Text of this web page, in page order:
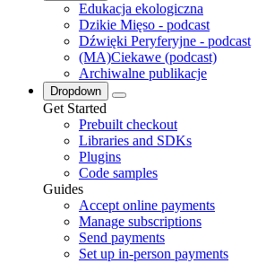
Edukacja ekologiczna
Dzikie Mięso - podcast
Dźwięki Peryferyjne - podcast
(MA)Ciekawe (podcast)
Archiwalne publikacje
Dropdown
Get Started
Prebuilt checkout
Libraries and SDKs
Plugins
Code samples
Guides
Accept online payments
Manage subscriptions
Send payments
Set up in-person payments